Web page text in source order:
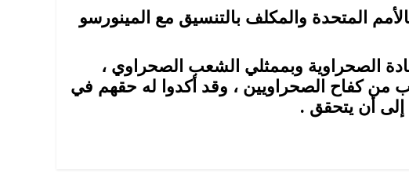
المتحدة والمكلف بالتنسيق مع المينورسو
الصحراوية وبممثلي الشعب الصحراوي ،
من كفاح الصحراويين ، وقد أكدوا له حقهم في
إلى أن يتحقق .